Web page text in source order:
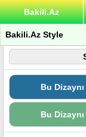
Bakili.Az
Bakili.Az Style
Bu
Bu